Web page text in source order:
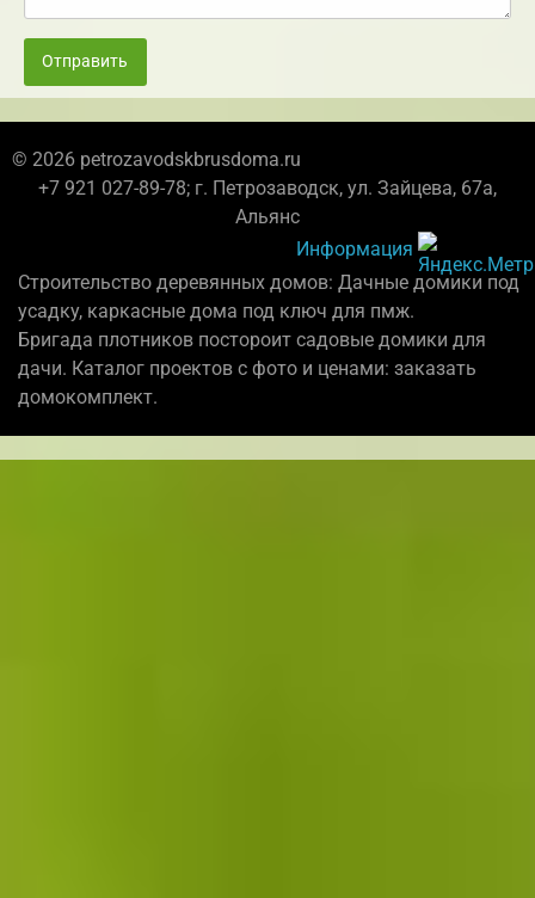
Отправить
© 2026 petrozavodskbrusdoma.ru
+7 921 027-89-78; г. Петрозаводск, ул. Зайцева, 67а,
Альянс
Информация
Строительство деревянных домов: Дачные домики под
усадку, каркасные дома под ключ для пмж.
Бригада плотников постороит садовые домики для
дачи. Каталог проектов с фото и ценами: заказать
домокомплект.